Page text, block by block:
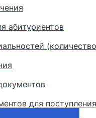
абитуриентов
для поступления